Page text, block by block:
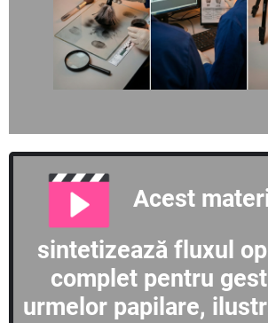
Acest
sintetizează fluxul
complet pentru
urmelor papilare,